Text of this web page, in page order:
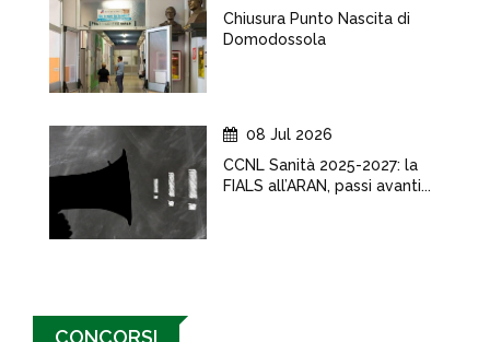
Chiusura Punto Nascita di
Domodossola
08 Jul 2026
CCNL Sanità 2025-2027: la
FIALS all’ARAN, passi avanti...
CONCORSI